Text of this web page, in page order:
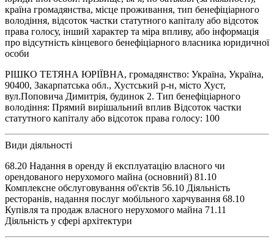
країна громадянства, місце проживання, тип бенефіціарного
володіння, відсоток частки статутного капіталу або відсоток
права голосу, інший характер та міра впливу, або інформація
про відсутність кінцевого бенефіціарного власника юридичної
особи
РІШКО ТЕТЯНА ЮРІЇВНА, громадянство: Україна, Україна,
90400, Закарпатська обл., Хустський р-н, місто Хуст,
вул.Поповича Димитрія, будинок 2. Тип бенефіціарного
володіння: Прямий вирішальний вплив Відсоток частки
статутного капіталу або відсоток права голосу: 100
Види діяльності
68.20 Надання в оренду й експлуатацію власного чи
орендованого нерухомого майна (основний) 81.10
Комплексне обслуговування об'єктів 56.10 Діяльність
ресторанів, надання послуг мобільного харчування 68.10
Купівля та продаж власного нерухомого майна 71.11
Діяльність у сфері архітектури